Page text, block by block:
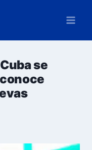
se